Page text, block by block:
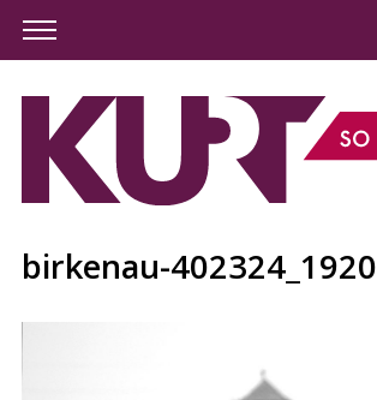
birkenau-402324_1920